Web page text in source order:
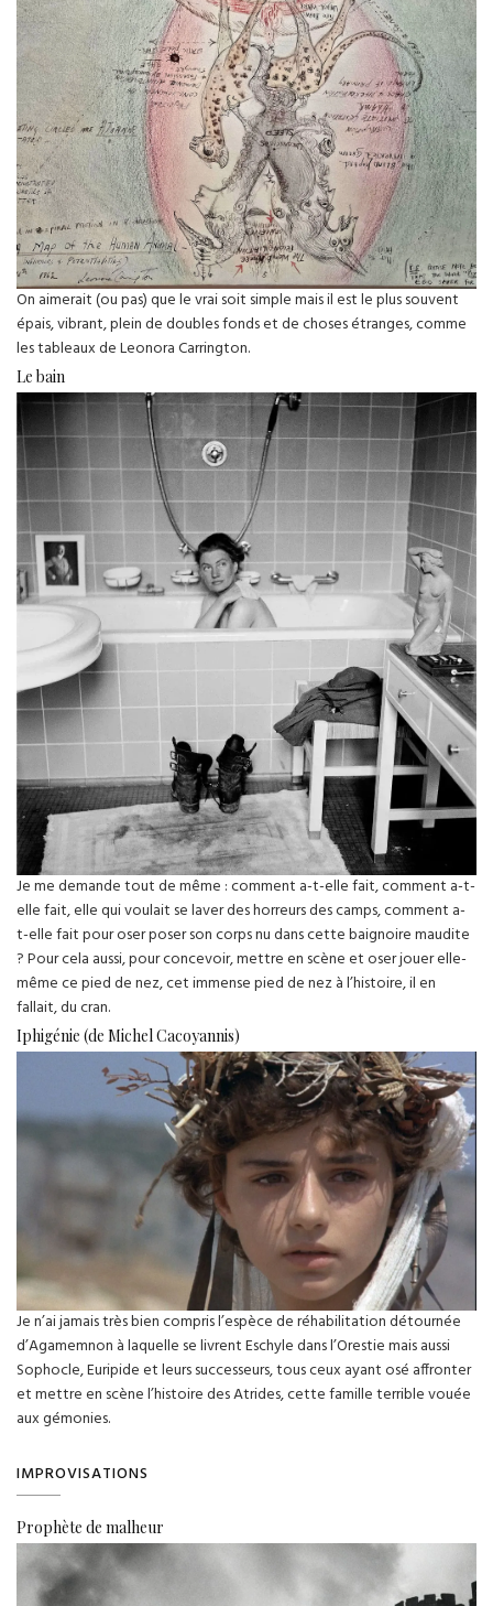
On aimerait (ou pas) que le vrai soit simple mais il est le plus souvent
épais, vibrant, plein de doubles fonds et de choses étranges, comme
les tableaux de Leonora Carrington.
Le bain
Je me demande tout de même : comment a-t-elle fait, comment a-t-
elle fait, elle qui voulait se laver des horreurs des camps, comment a-
t-elle fait pour oser poser son corps nu dans cette baignoire maudite
? Pour cela aussi, pour concevoir, mettre en scène et oser jouer elle-
même ce pied de nez, cet immense pied de nez à l’histoire, il en
fallait, du cran.
Iphigénie (de Michel Cacoyannis)
Je n’ai jamais très bien compris l’espèce de réhabilitation détournée
d’Agamemnon à laquelle se livrent Eschyle dans l’Orestie mais aussi
Sophocle, Euripide et leurs successeurs, tous ceux ayant osé affronter
et mettre en scène l’histoire des Atrides, cette famille terrible vouée
aux gémonies.
IMPROVISATIONS
Prophète de malheur